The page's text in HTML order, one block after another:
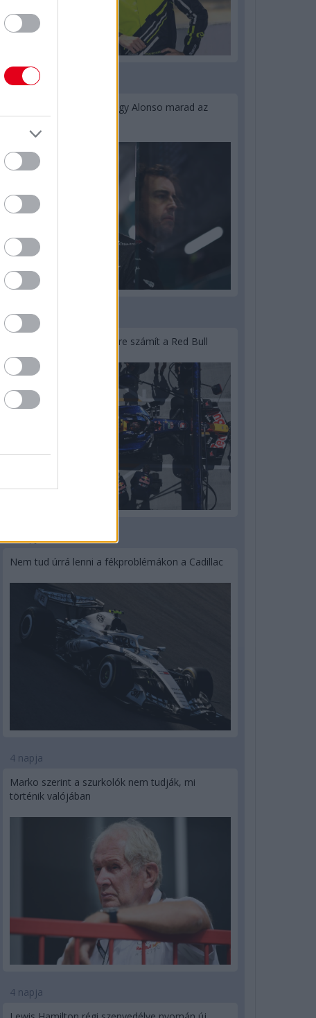
2 napja
Newey biztos benne, hogy Alonso marad az
3 napja
Lassuló fejlesztési ütemre számít a Red Bull
Nem tud úrrá lenni a fékproblémákon a Cadillac
4 napja
Marko szerint a szurkolók nem tudják, mi
történik valójában
4 napja